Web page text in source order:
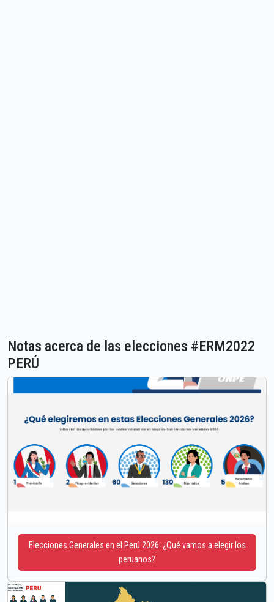
Notas acerca de las elecciones #ERM2022
PERÚ
Elecciones Generales en el Perú 2026: ¿Qué vamos a elegir los
peruanos?